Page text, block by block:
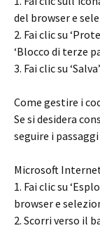
del browser e
2. Fai clic su
‘Blocco di terze
3. Fai clic su ‘Salva’
Come gestire i
Se si desidera
seguire i
Microsoft Internet
1. Fai clic su
browser e
2. Scorri verso il